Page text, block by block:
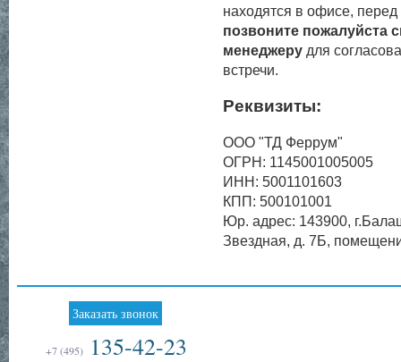
находятся в офисе, перед
позвоните пожалуйста
менеджеру для
встречи.
Реквизиты:
ООО "ТД Феррум"
ОГРН: 1145001005005
ИНН: 5001101603
КПП: 500101001
Юр. адрес: 143900,
Звездная, д. 7Б,
Заказать звонок
+7 (495) 135-42-23